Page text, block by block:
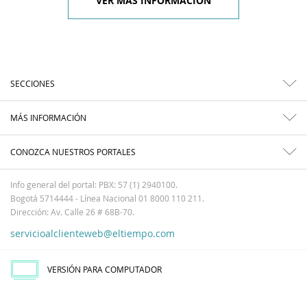
SECCIONES
MÁS INFORMACIÓN
CONOZCA NUESTROS PORTALES
Info general del portal: PBX: 57 (1) 2940100.
Bogotá 5714444 - Línea Nacional 01 8000 110 211.
Dirección: Av. Calle 26 # 68B-70.
servicioalclienteweb@eltiempo.com
VERSIÓN PARA COMPUTADOR